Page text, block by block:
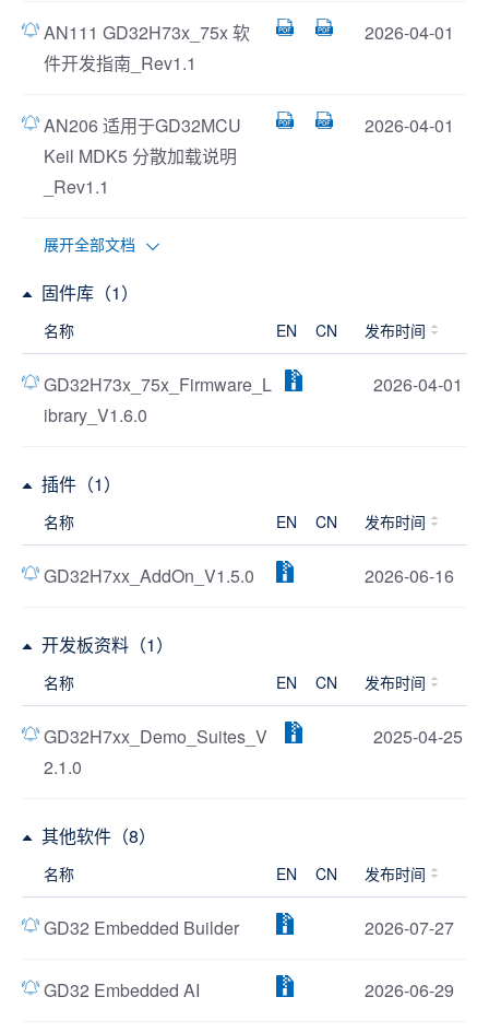
AN111 GD32H73x_75x 软
件开发指南_Rev1.1
2026-04-01
AN206 适用于GD32MCU
Keil MDK5 分散加载说明
_Rev1.1
2026-04-01
展开全部文档
固件库（1）
名称 EN CN 发布时间
GD32H73x_75x_Firmware_L
ibrary_V1.6.0
2026-04-01
插件（1）
名称 EN CN 发布时间
GD32H7xx_AddOn_V1.5.0 2026-06-16
开发板资料（1）
名称 EN CN 发布时间
GD32H7xx_Demo_Suites_V
2.1.0
2025-04-25
其他软件（8）
名称 EN CN 发布时间
GD32 Embedded Builder 2026-07-27
GD32 Embedded AI 2026-06-29